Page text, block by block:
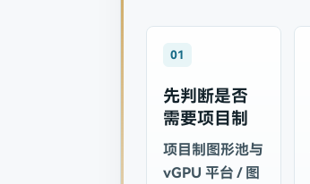
01
先判断是否
需要项目制
项目制图形池与
vGPU 平台 / 图